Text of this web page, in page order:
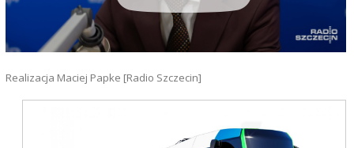
Realizacja Maciej Papke [Radio Szczecin]